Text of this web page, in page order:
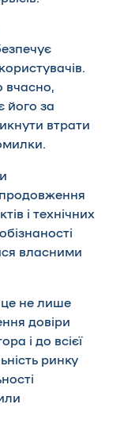
вчасно,
його за
втрати
і технічних
власними
не лише
довіри
і до всієї
ринку